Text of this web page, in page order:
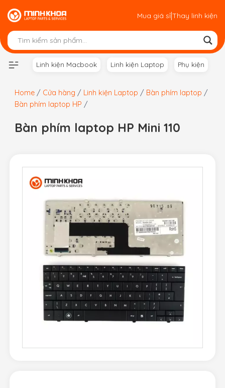
Skip
to
content
Mua giá sỉ|Thay linh kiện
Linh kiện Macbook Linh kiện Laptop Phụ kiện
Home / Cửa hàng / Linh kiện Laptop / Bàn phím laptop /
Bàn phím laptop HP /
Bàn phím laptop HP Mini 110